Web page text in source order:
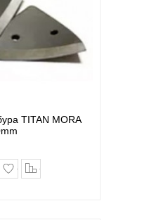
TITAN MORA
в закладки